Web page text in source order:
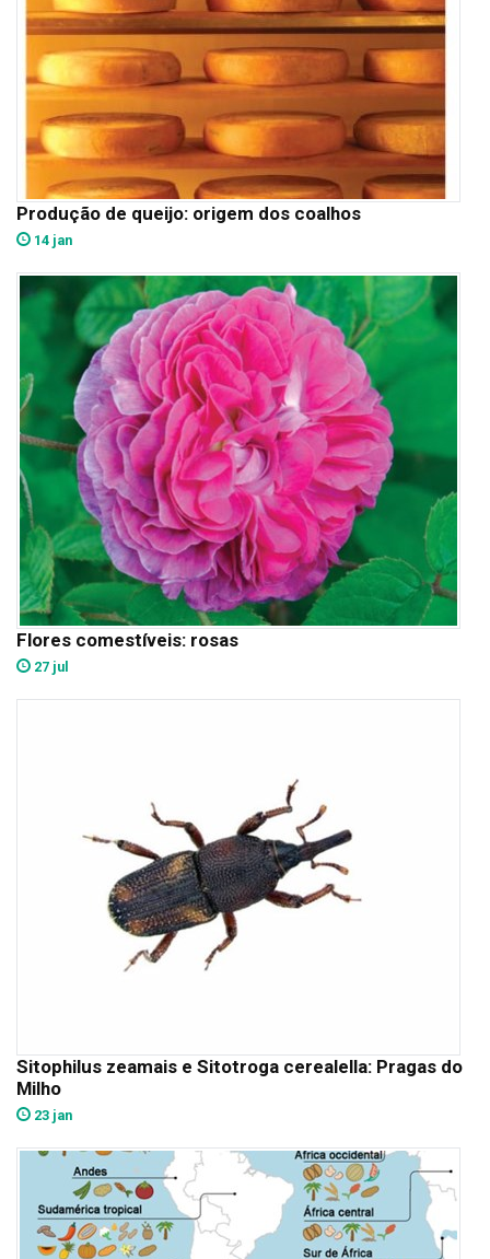
Produção de queijo: origem dos coalhos
14 jan
Flores comestíveis: rosas
27 jul
Sitophilus zeamais e Sitotroga cerealella: Pragas do
Milho
23 jan